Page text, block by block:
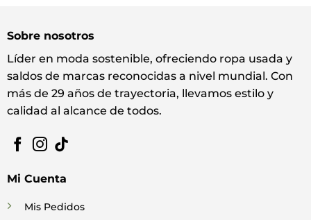
Sobre nosotros
Líder en moda sostenible, ofreciendo ropa usada y
saldos de marcas reconocidas a nivel mundial. Con
más de 29 años de trayectoria, llevamos estilo y
calidad al alcance de todos.
Mi Cuenta
Mis Pedidos